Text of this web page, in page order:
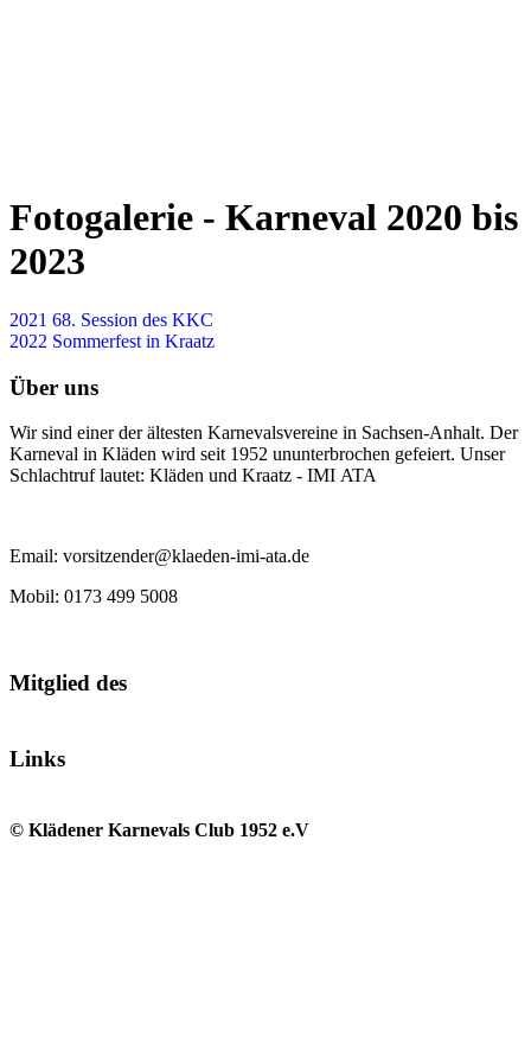
Fotogalerie - Karneval 2020 bis
2023
2021 68. Session des KKC
2022 Sommerfest in Kraatz
Über uns
Wir sind einer der ältesten Karnevalsvereine in Sachsen-Anhalt. Der
Karneval in Kläden wird seit 1952 ununterbrochen gefeiert. Unser
Schlachtruf lautet: Kläden und Kraatz - IMI ATA
Email: vorsitzender@klaeden-imi-ata.de
Mobil: 0173 499 5008
Mitglied des
Links
© Klädener Karnevals Club 1952 e.V